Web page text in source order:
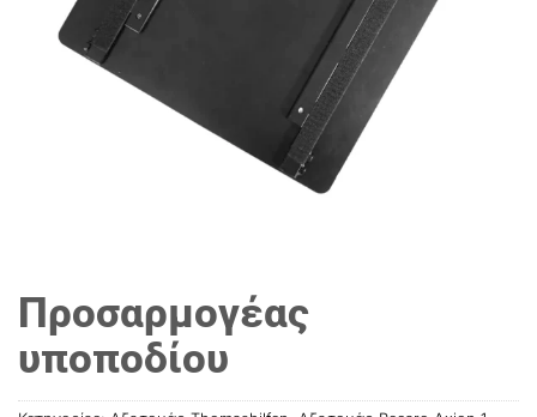
Προσαρμογέας
υποποδίου